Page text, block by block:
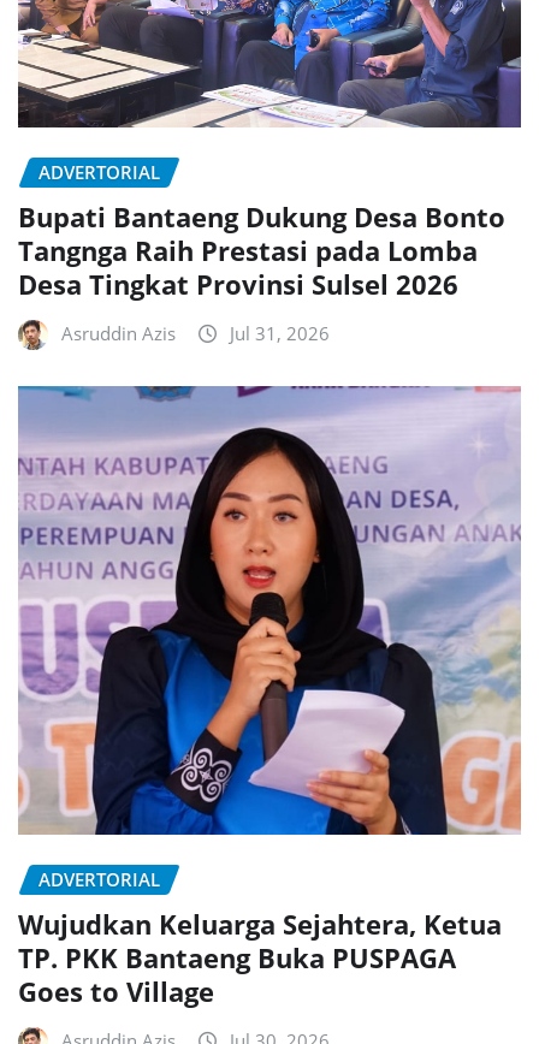
ADVERTORIAL
Bupati Bantaeng Dukung Desa Bonto
Tangnga Raih Prestasi pada Lomba
Desa Tingkat Provinsi Sulsel 2026
Asruddin Azis Jul 31, 2026
ADVERTORIAL
Wujudkan Keluarga Sejahtera, Ketua
TP. PKK Bantaeng Buka PUSPAGA
Goes to Village